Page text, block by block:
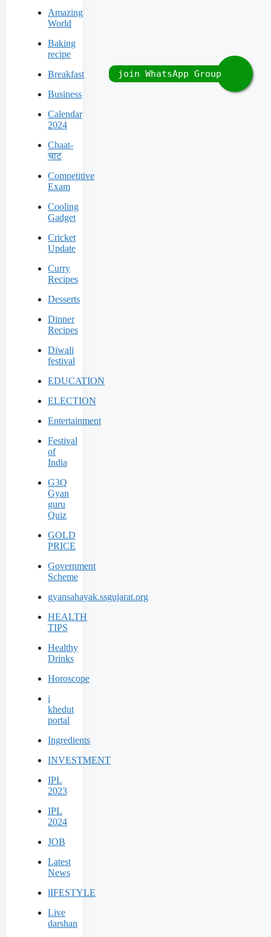
Amazing
World
Baking
recipe
Breakfast
Business
Calendar
2024
Chaat-
चाट
Competitive
Exam
Cooling
Gadget
Cricket
Update
Curry
Recipes
Desserts
Dinner
Recipes
Diwali
festival
EDUCATION
ELECTION
Entertainment
Festival
of
India
G3Q
Gyan
guru
Quiz
GOLD
PRICE
Government
Scheme
gyansahayak.ssgujarat.org
HEALTH
TIPS
Healthy
Drinks
Horoscope
i
khedut
portal
Ingredients
INVESTMENT
IPL
2023
IPL
2024
JOB
Latest
News
lIFESTYLE
Live
darshan